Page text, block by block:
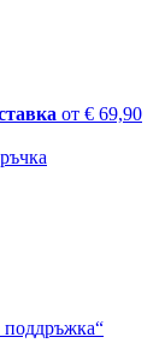
от € 69,90